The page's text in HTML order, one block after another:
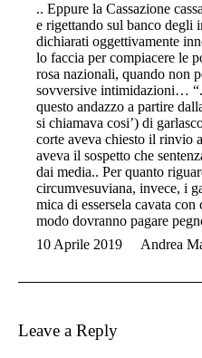
.. Eppure la Cassazione
e rigettando sul banco degli
dichiarati oggettivamente
lo faccia per compiacere le
rosa nazionali, quando non
sovversive intimidazioni…
questo andazzo a partire
si chiamava cosi’) di
corte aveva chiesto il rinvio
aveva il sospetto che
dai media.. Per quanto
circumvesuviana, invece, i
mica di essersela cavata
modo dovranno pagare
10 Aprile 2019
Andrea
Leave a Reply